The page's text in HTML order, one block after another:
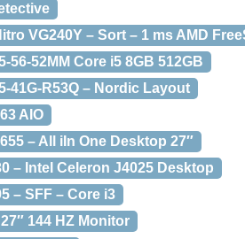
VG240Y – Sort – 1 ms AMD
56-52MM Core i5 8GB 512GB
41G-R53Q – Nordic Layout
AIO
– All iIn One Desktop 27″
– Intel Celeron J4025 Desktop
– SFF – Core i3
144 HZ Monitor